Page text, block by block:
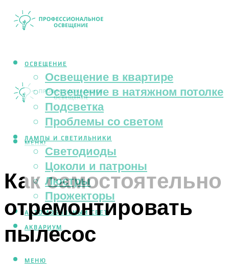
ОСВЕЩЕНИЕ
Освещение в квартире
Освещение в натяжном потолке
Подсветка
Проблемы со светом
ЛАМПЫ И СВЕТИЛЬНИКИ
Светодиоды
Цоколи и патроны
Люстры
Прожекторы
АВТОМОБИЛЬНЫЙ СВЕТ
АКВАРИУМ
МЕНЮ
МЕНЮ
Как самостоятельно
отремонтировать
пылесос